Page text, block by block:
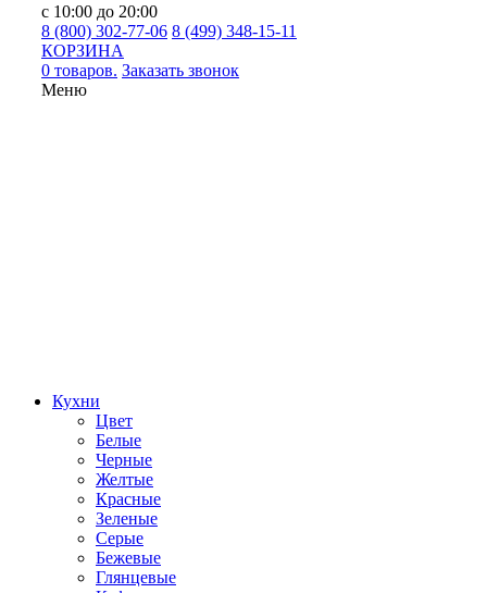
с 10:00 до 20:00
8 (800) 302-77-06 8 (499) 348-15-11
КОРЗИНА
0 товаров. Заказать звонок
Меню
Кухни
Цвет
Белые
Черные
Желтые
Красные
Зеленые
Серые
Бежевые
Глянцевые